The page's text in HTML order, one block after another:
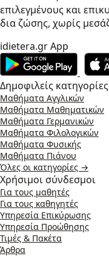
επιλεγμένους και
δια ζώσης, χωρίς
idietera.gr App
Δημοφιλείς κατηγορίες
Μαθήματα Αγγλικών
Μαθήματα Μαθηματικών
Μαθήματα Γερμανικών
Μαθήματα Φιλολογικών
Μαθήματα Φυσικής
Μαθήματα Πιάνου
Όλες οι κατηγορίες →
Χρήσιμοι σύνδεσμοι
Για τους μαθητές
Για τους καθηγητές
Υπηρεσία Επικύρωσης
Υπηρεσία Προώθησης
Τιμές & Πακέτα
Άρθρα